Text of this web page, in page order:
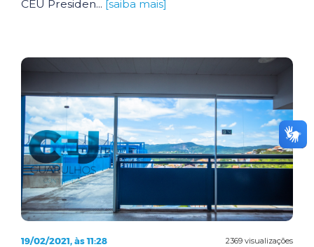
CEU Presiden... [saiba mais]
2369 visualizações
19/02/2021, às 11:28